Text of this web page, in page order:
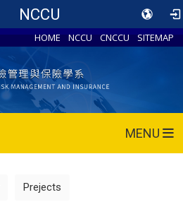
NCCU
HOME NCCU CNCCU SITEMAP
MENU
Prejects